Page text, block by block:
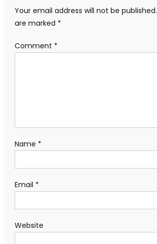
Your email address will not be published.
are marked *
Comment *
Name *
Email *
Website